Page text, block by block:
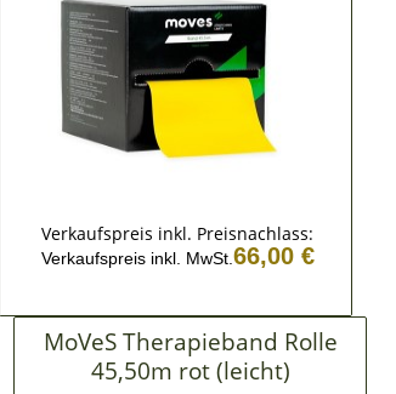
Verkaufspreis inkl. Preisnachlass:
Verkaufspreis inkl. MwSt.66,00 €
MoVeS Therapieband Rolle
45,50m rot (leicht)